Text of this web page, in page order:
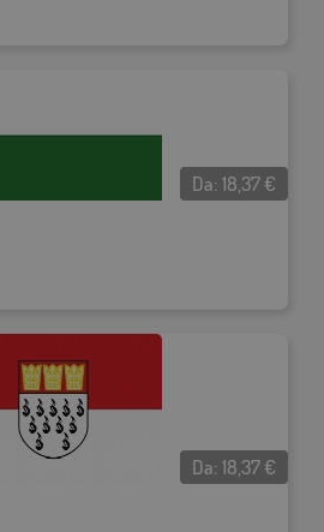
Da:18,37€
Da:18,37€